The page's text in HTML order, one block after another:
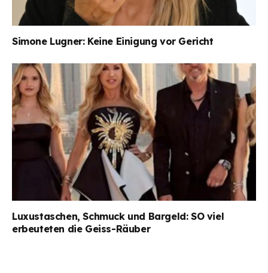
Simone Lugner: Keine Einigung vor Gericht
Luxustaschen, Schmuck und Bargeld: SO viel
erbeuteten die Geiss-Räuber